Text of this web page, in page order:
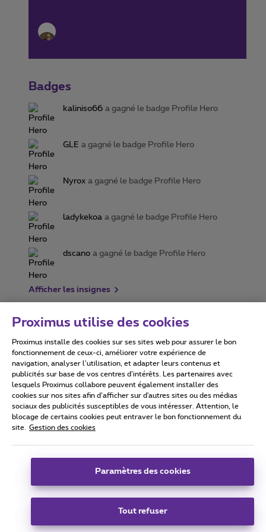
Badges
kaliniso66 a gagné le badge Profile Hero
GLE a gagné le badge Profile Hero
Nyrox a gagné le badge Profile Hero
ladykekoa a gagné le badge Profile Hero
dscano a gagné le badge Profile Hero
Afficher les insignes
Conditions d'utilisation Accessibility statement
Tous droits réservés. © 2026
Conditions générales, info consommateur
Coordonnées de l’entreprise
Boulevard du Roi Albert II 27 - B-1030 Bruxelles.
Proximus utilise des cookies
Proximus installe des cookies sur ses sites web pour assurer le bon
fonctionnement de ceux-ci, améliorer votre expérience de
navigation, analyser l’utilisation, et adapter leurs contenus et
publicités sur base de vos centres d’intérêts. Les partenaires avec
lesquels Proximus collabore peuvent également installer des
cookies sur nos sites afin d’afficher sur d'autres sites ou des médias
sociaux des publicités susceptibles de vous intéresser. Attention, le
blocage de certains cookies peut entraver le bon fonctionnement du
site.
Gestion des cookies
Paramètres des cookies
Tout refuser